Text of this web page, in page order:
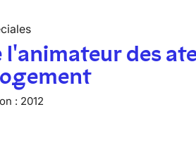
l'animateur des
: 2012